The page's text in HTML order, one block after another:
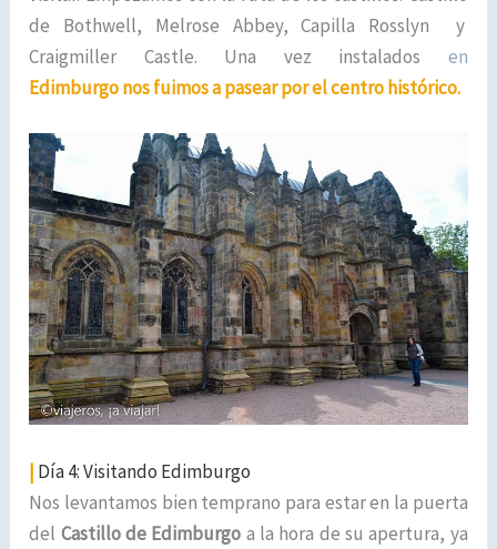
de Bothwell, Melrose Abbey, Capilla Rosslyn y
Craigmiller Castle. Una vez instalados en
Edimburgo nos fuimos a pasear por el centro histórico.
| Día 4: Visitando Edimburgo
Nos levantamos bien temprano para estar en la puerta
del Castillo de Edimburgo a la hora de su apertura, ya